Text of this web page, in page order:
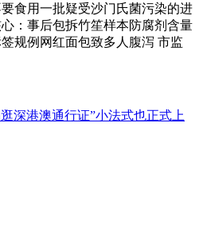
食用一批疑受沙门氏菌污染的进
：事后包拆竹笙样本防腐剂含量
规例网红面包致多人腹泻 市监
深港澳通行证”小法式也正式上